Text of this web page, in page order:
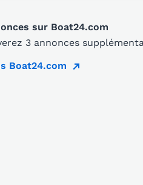
sur Boat24.com
3 annonces
Boat24.com